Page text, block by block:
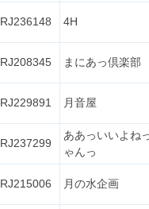
RJ236148 4H
RJ208345 まにあっ倶楽部
RJ229891 月音屋
RJ237299
ああっいいよね
ゃんっ
RJ215006 月の水企画